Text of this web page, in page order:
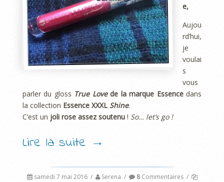
e,
Aujou
rd’hui,
je
voulai
s
vous
parler du gloss True Lovede la marque Essencedans
la collection Essence XXXL Shine.
C’est un joli rose assez soutenu ! So… let’s go !
Lire la suite →
samedi 7 mai 2016 / Serena / 8Commentaires /